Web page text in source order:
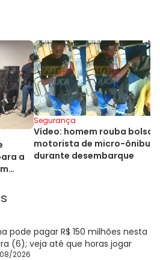
a
Segurança
Vídeo: homem rouba bolsa
motorista de micro-ônibus
durante desembarque
pode pagar R$ 150 milhões nesta
(6); veja até que horas jogar
2026